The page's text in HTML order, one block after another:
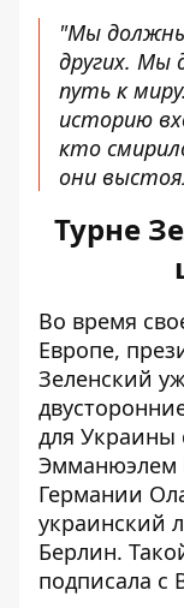
"Мы
других. Мы
путь к
историю
кто
они
Турне
Во время
Европе,
Зеленский
для Украины
Эмманюэлем
Германии
украинский
Берлин.
подписала с